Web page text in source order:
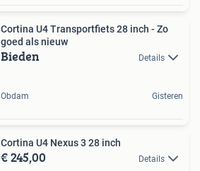
Cortina U4 Transportfiets 28 inch - Zo
goed als nieuw
Bieden Details
Obdam Gisteren
Cortina U4 Nexus 3 28 inch
€ 245,00 Details